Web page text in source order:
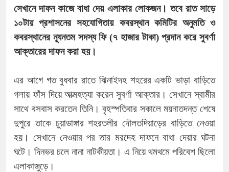
সেখানে দাফন কাজে বাধা দেয় এলাকার লোকজন। তবে রাত সাড়ে
১০টায় প্রশাসনের সহযোগিতায় কবরস্থান কমিটির অনুমতি ও
কবরস্থানের ন্যূনতম সদস্য ফি (৭ হাজার টাকা) প্রদান করে সুবর্ণা
আক্তারের দাফন করা হয়।
এর আগে গত বুধবার রাতে ঝিনাইদহ শহরের একটি ভাড়া বাড়িতে
গলায় ফাঁস দিয়ে আত্মহত্যা করেন সুবর্ণা আক্তার। সেখানে স্বামীর
সাথে বসবাস করতেন তিনি। বৃহস্পতিবার সকালে ময়নাতদন্ত শেষে
দুপুরে তাকে চুয়াডাঙ্গার শহরতলীর দৌলতদিয়াড়ের বাড়িতে নেওয়া
হয়। সেখানে নেওয়ার পর তার মরদেহ দাফনে বাধা দেয়ার ঘটনা
ঘটে। দিনভর চলে নানা নাটকীয়তা। এ নিয়ে থমথমে পরিবেশ ছিলো
এলাকাজুড়ে।